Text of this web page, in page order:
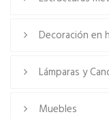
Decoración en
Lámparas y
Muebles